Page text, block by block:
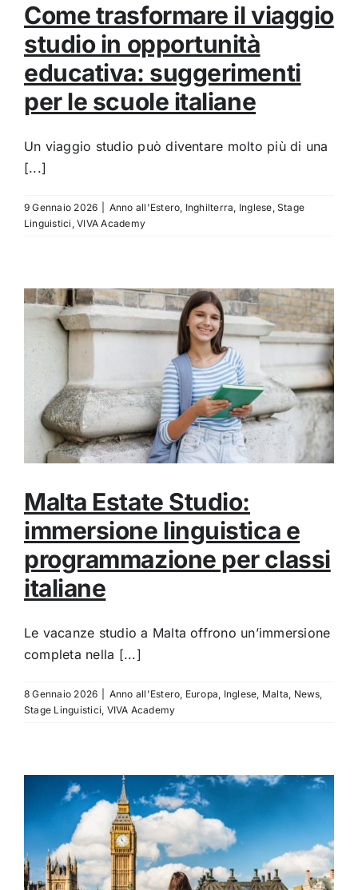
Come trasformare il viaggio
studio in opportunità
educativa: suggerimenti
per le scuole italiane
Un viaggio studio può diventare molto più di una
[...]
9 Gennaio 2026 Anno all'Estero, Inghilterra, Inglese,Stage
Linguistici ,VIVA Academy
Malta Estate Studio:
immersione linguistica e
programmazione per classi
italiane
Le vacanze studio a Malta offrono un’immersione
completa nella [...]
8 Gennaio 2026 Anno all'Estero Europa Inglese Malta News
Stage Linguistici VIVA Academy